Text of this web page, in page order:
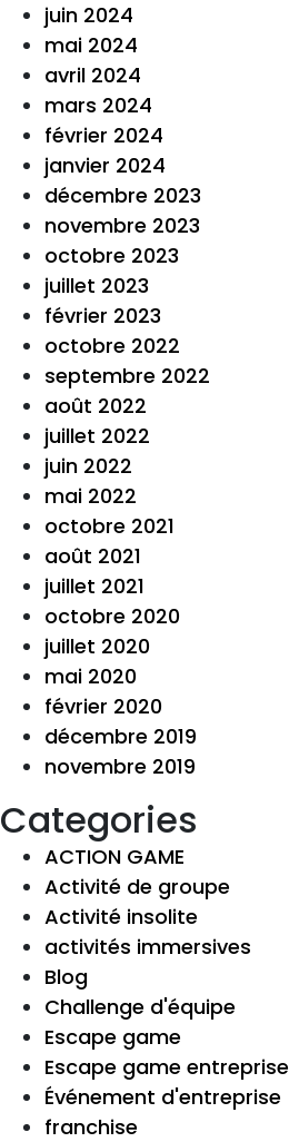
juin 2024
mai 2024
avril 2024
mars 2024
février 2024
janvier 2024
décembre 2023
novembre 2023
octobre 2023
juillet 2023
février 2023
octobre 2022
septembre 2022
août 2022
juillet 2022
juin 2022
mai 2022
octobre 2021
août 2021
juillet 2021
octobre 2020
juillet 2020
mai 2020
février 2020
décembre 2019
novembre 2019
Categories
ACTION GAME
Activité de groupe
Activité insolite
activités immersives
Blog
Challenge d'équipe
Escape game
Escape game entreprise
Événement d'entreprise
franchise